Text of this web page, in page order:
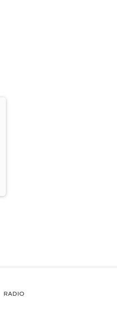
RADIO